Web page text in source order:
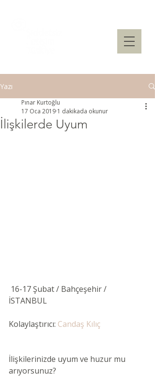
Yazı
İlişkilerde Uyum
Pınar Kurtoğlu
17 Oca 2019 1 dakikada okunur
İSTANBUL
Kolaylaştırıcı: Candaş Kılıç
İlişkilerinizde uyum ve huzur mu
arıyorsunuz?